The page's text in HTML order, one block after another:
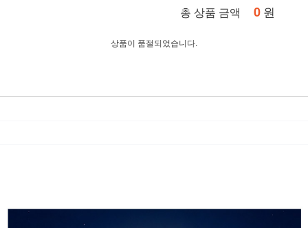
총 상품 금액 0 원
상품이 품절되었습니다.